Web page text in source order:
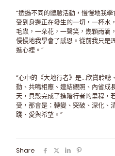
“透過不同的體驗活動，慢慢地我
受到身邊正在發生的一切，一杯水
毛蟲，一朵花，一聲笑，幾顆雨滴
慢慢地我學會了感恩。從前我只是
進心裡。”
“心中的《大地行者》是...欣賞聆
動、共鳴相應、連結觀照、內省成
天，貝殼完成了進階行者的里程，
受，那會是：轉變、突破、深化、
踐、愛與希望。”
Share